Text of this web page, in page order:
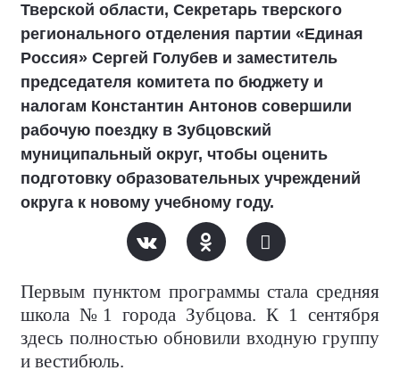
Тверской области, Секретарь тверского
регионального отделения партии «Единая
Россия» Сергей Голубев и заместитель
председателя комитета по бюджету и
налогам Константин Антонов совершили
рабочую поездку в Зубцовский
муниципальный округ, чтобы оценить
подготовку образовательных учреждений
округа к новому учебному году.
Первым пунктом программы стала средняя
школа №1 города Зубцова. К 1 сентября
здесь полностью обновили входную группу
и вестибюль.